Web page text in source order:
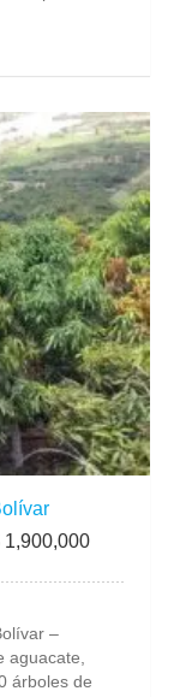
1,900,000
–
aguacate,
árboles de